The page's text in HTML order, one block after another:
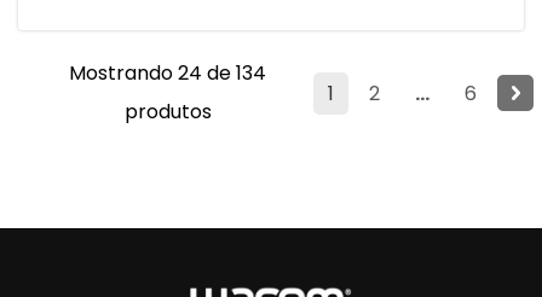
1 2 ... 6
Mostrando 24 de 134
produtos